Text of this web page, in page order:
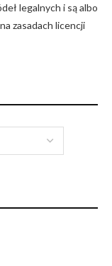
legalnych i są albo
zasadach licencji